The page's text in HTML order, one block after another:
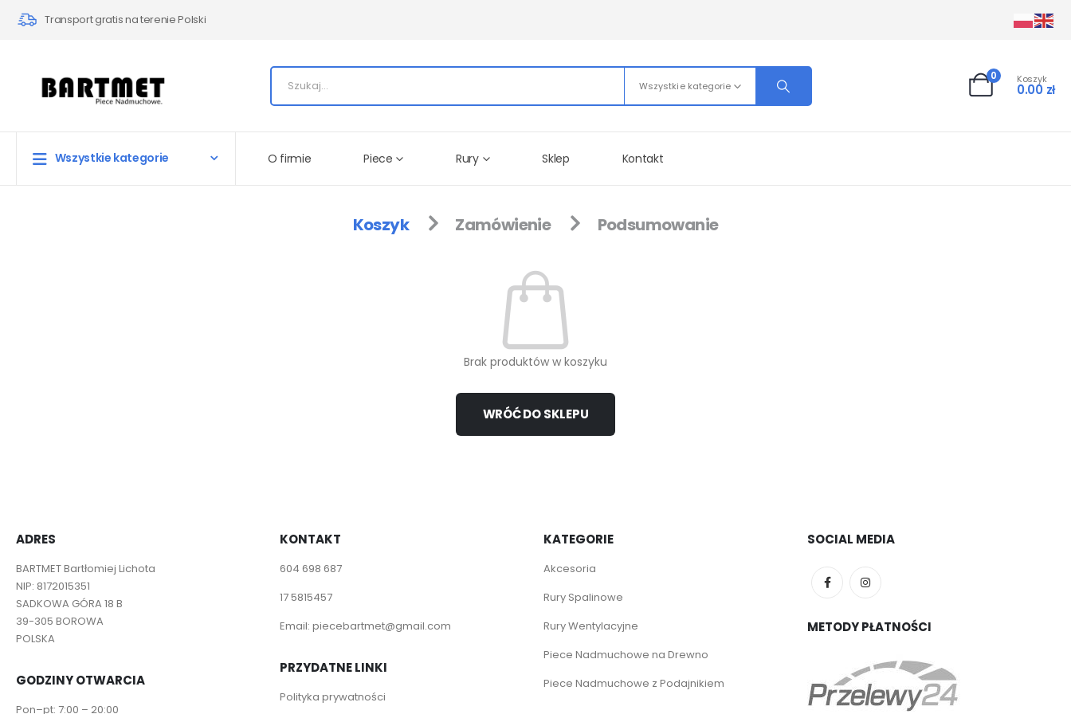
Transport gratis na terenie Polski
Wszystkie kategorie
0 Koszyk
0.00 zł
Wszystkie kategorie O firmie Piece Rury Sklep Kontakt
Koszyk Zamówienie Podsumowanie
Brak produktów w koszyku
WRÓĆ DO SKLEPU
ADRES
BARTMET Bartłomiej Lichota
NIP: 8172015351
SADKOWA GÓRA 18 B
39-305 BOROWA
POLSKA
GODZINY OTWARCIA
Pon–pt: 7:00 – 20:00
KONTAKT
604 698 687
17 5815457
Email: piecebartmet@gmail.com
PRZYDATNE LINKI
Polityka prywatności
KATEGORIE
Akcesoria
Rury Spalinowe
Rury Wentylacyjne
Piece Nadmuchowe na Drewno
Piece Nadmuchowe z Podajnikiem
SOCIAL MEDIA
METODY PŁATNOŚCI